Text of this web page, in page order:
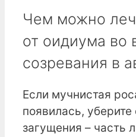
Чем можно
от оидиума во
созревания в
Если мучнистая
появилась,
загущения – часть